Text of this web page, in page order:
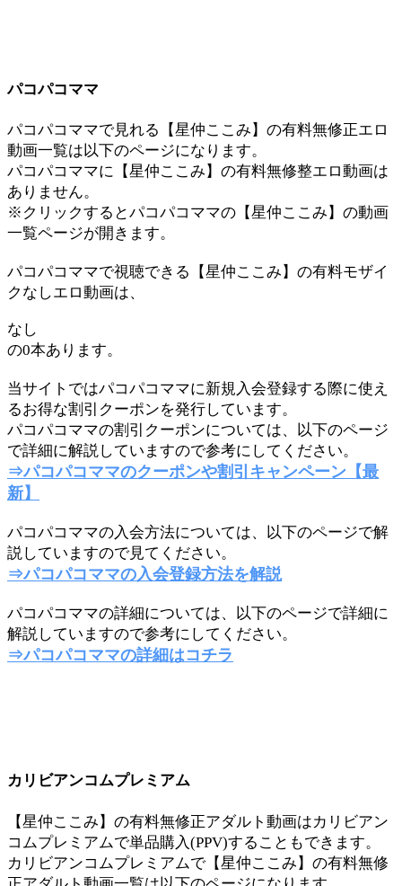
パコパコママ
パコパコママで見れる【星仲ここみ】の有料無修正エロ
動画一覧は以下のページになります。
パコパコママに【星仲ここみ】の有料無修整エロ動画は
ありません。
※クリックするとパコパコママの【星仲ここみ】の動画
一覧ページが開きます。
パコパコママで視聴できる【星仲ここみ】の有料モザイ
クなしエロ動画は、
なし
の0本あります。
当サイトではパコパコママに新規入会登録する際に使え
るお得な割引クーポンを発行しています。
パコパコママの割引クーポンについては、以下のページ
で詳細に解説していますので参考にしてください。
⇒パコパコママのクーポンや割引キャンペーン【最
新】
パコパコママの入会方法については、以下のページで解
説していますので見てください。
⇒パコパコママの入会登録方法を解説
パコパコママの詳細については、以下のページで詳細に
解説していますので参考にしてください。
⇒パコパコママの詳細はコチラ
カリビアンコムプレミアム
【星仲ここみ】の有料無修正アダルト動画はカリビアン
コムプレミアムで単品購入(PPV)することもできます。
カリビアンコムプレミアムで【星仲ここみ】の有料無修